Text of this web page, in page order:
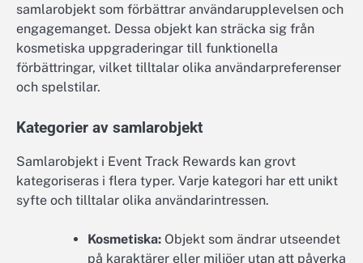
samlarobjekt som förbättrar användarupplevelsen och
engagemanget. Dessa objekt kan sträcka sig från
kosmetiska uppgraderingar till funktionella
förbättringar, vilket tilltalar olika användarpreferenser
och spelstilar.
Kategorier av samlarobjekt
Samlarobjekt i Event Track Rewards kan grovt
kategoriseras i flera typer. Varje kategori har ett unikt
syfte och tilltalar olika användarintressen.
Kosmetiska: Objekt som ändrar utseendet
på karaktärer eller miljöer utan att påverka